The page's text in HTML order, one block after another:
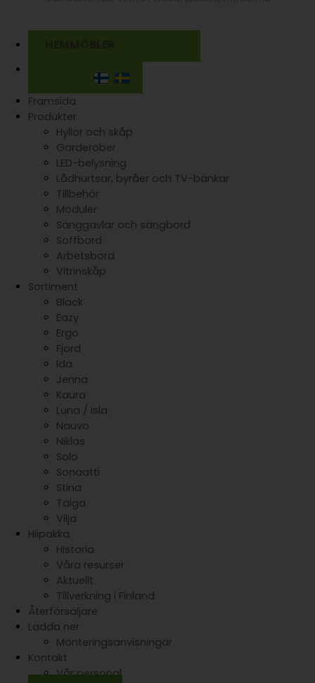
Framsida
Produkter
Hyllor och skåp
Garderober
LED-belysning
Lådhurtsar, byråer och TV-bänkar
Tillbehör
Moduler
Sänggavlar och sängbord
Soffbord
Arbetsbord
Vitrinskåp
Sortiment
Black
Eazy
Ergo
Fjord
Ida
Jenna
Kaura
Luna / Isla
Nauvo
Niklas
Solo
Sonaatti
Stina
Taiga
Vilja
Hiipakka
Historia
Våra resurser
Aktuellt
Tillverkning i Finland
Återförsäljare
Ladda ner
Monteringsanvisningar
Kontakt
Vår personal